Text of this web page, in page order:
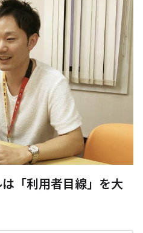
「利用者目線」を大